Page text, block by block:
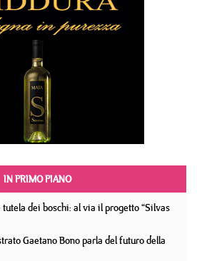
IN PRIMO PIANO
dei boschi: al via il progetto “Silvas
Gaetano Bono parla del futuro della